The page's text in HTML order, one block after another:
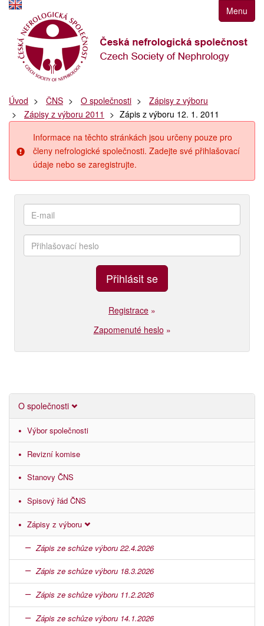
k
navigaci
Přejít
obsah
k
postrannímu
Klávesové
zkratky
Menu
Úvod ČNS O společnosti
Zápisy z výboru
Zápisy z výboru 2011
Zápis z výboru 12. 1. 2011
Informace na těchto stránkách jsou určeny pouze pro
členy nefrologické společnosti. Zadejte své přihlašovací
údaje nebo se zaregistrujte.
Registrace »
Zapomenuté heslo »
O společnosti
Výbor společnosti
Revizní komise
Stanovy ČNS
Spisový řád ČNS
Zápisy z výboru
Zápis ze schůze výboru 22.4.2026
Zápis ze schůze výboru 18.3.2026
Zápis ze schůze výboru 11.2.2026
Zápis ze schůze výboru 14.1.2026